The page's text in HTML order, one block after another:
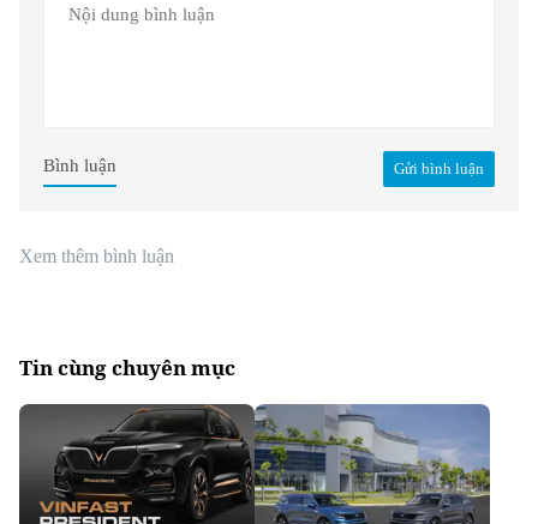
Gửi bình luận
Bình luận
Xem thêm bình luận
Tin cùng chuyên mục